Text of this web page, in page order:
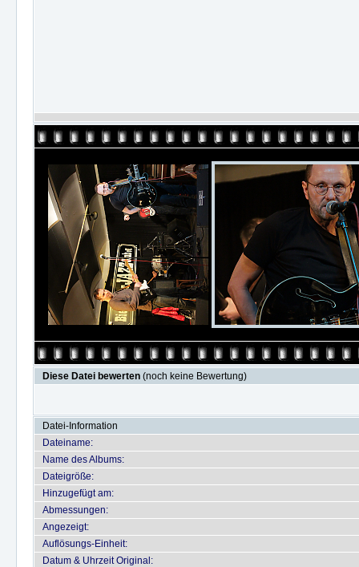
Diese Datei bewerten (noch keine Bewertung)
Datei-Information
Dateiname:
Name des Albums:
Dateigröße:
Hinzugefügt am:
Abmessungen:
Angezeigt:
Auflösungs-Einheit:
Datum & Uhrzeit Original: